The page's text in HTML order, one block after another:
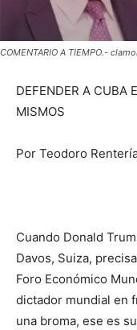
COMENTARIO A TIEMPO.-
DEFENDER A CUBA
MISMOS
Por Teodoro
Cuando Donald
Davos, Suiza,
Foro Económico
dictador mundial en
una broma, ese es